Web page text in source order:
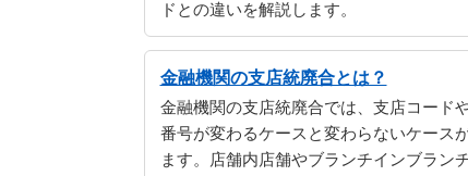
ドとの違いを解説します。
金融機関の支店統廃合とは？
金融機関の支店統廃合では、支店コード
番号が変わるケースと変わらないケース
ます。店舗内店舗やブランチインブラン